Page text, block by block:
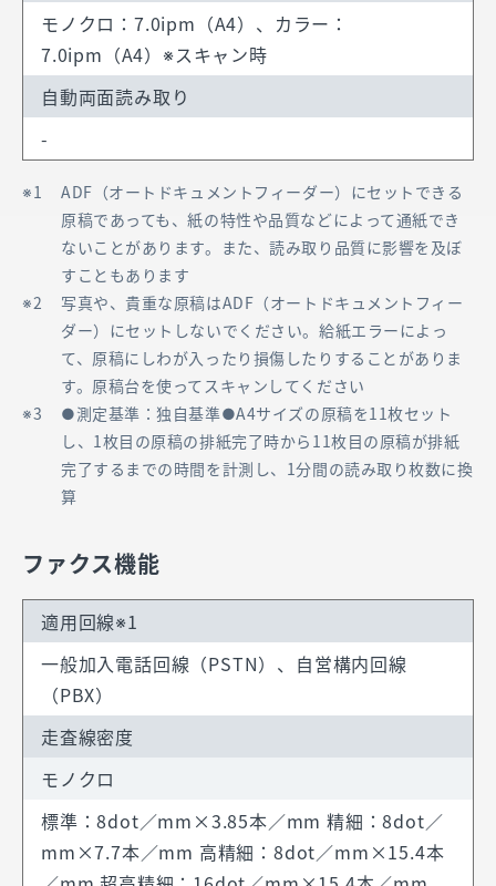
モノクロ：7.0ipm（A4）、カラー：
7.0ipm（A4）※スキャン時
自動両面読み取り
-
ADF（オートドキュメントフィーダー）にセットできる
原稿であっても、紙の特性や品質などによって通紙でき
ないことがあります。また、読み取り品質に影響を及ぼ
すこともあります
写真や、貴重な原稿はADF（オートドキュメントフィー
ダー）にセットしないでください。給紙エラーによっ
て、原稿にしわが入ったり損傷したりすることがありま
す。原稿台を使ってスキャンしてください
●測定基準：独自基準●A4サイズの原稿を11枚セット
し、1枚目の原稿の排紙完了時から11枚目の原稿が排紙
完了するまでの時間を計測し、1分間の読み取り枚数に換
算
ファクス機能
適用回線※1
一般加入電話回線（PSTN）、自営構内回線
（PBX）
走査線密度
モノクロ
標準：8dot／mm×3.85本／mm 精細：8dot／
mm×7.7本／mm 高精細：8dot／mm×15.4本